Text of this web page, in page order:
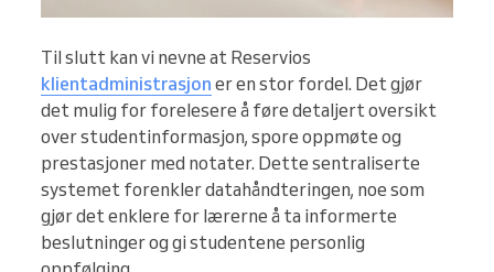
Til slutt kan vi nevne at Reservios
klientadministrasjon er en stor fordel. Det gjør
det mulig for forelesere å føre detaljert oversikt
over studentinformasjon, spore oppmøte og
prestasjoner med notater. Dette sentraliserte
systemet forenkler datahåndteringen, noe som
gjør det enklere for lærerne å ta informerte
beslutninger og gi studentene personlig